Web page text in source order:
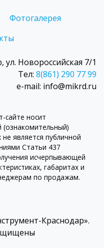
Фотогалерея
ул. Новороссийская 7/1
Тел: 8(861) 290 77 99
e-mail: info@mikrd.ru
сайте носит
является публичной
Статьи 437
исчерпывающей
габаритах и
по продажам.
Краснодар».